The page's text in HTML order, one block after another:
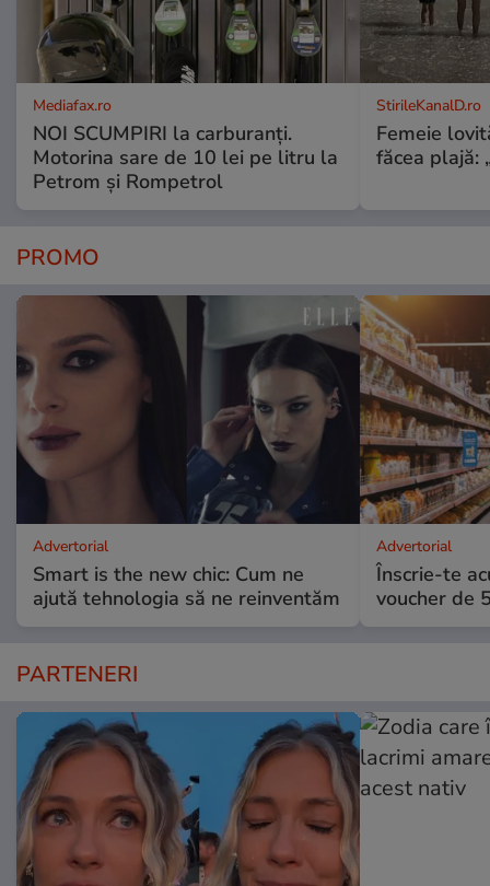
Mediafax.ro
NOI SCUMPIRI la carburanți.
Motorina sare de 10 lei pe litru la
Petrom și Rompetrol
StirileKanalD.ro
Femeie
făcea plajă:
PROMO
Advertorial
Smart is the new chic: Cum ne
ajută tehnologia să ne reinventăm
Advertorial
Înscrie-te
voucher de
PARTENERI